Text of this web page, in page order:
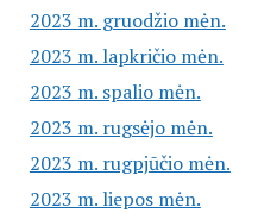
2023 m. gruodžio mėn.
2023 m. lapkričio mėn.
2023 m. spalio mėn.
2023 m. rugsėjo mėn.
2023 m. rugpjūčio mėn.
2023 m. liepos mėn.